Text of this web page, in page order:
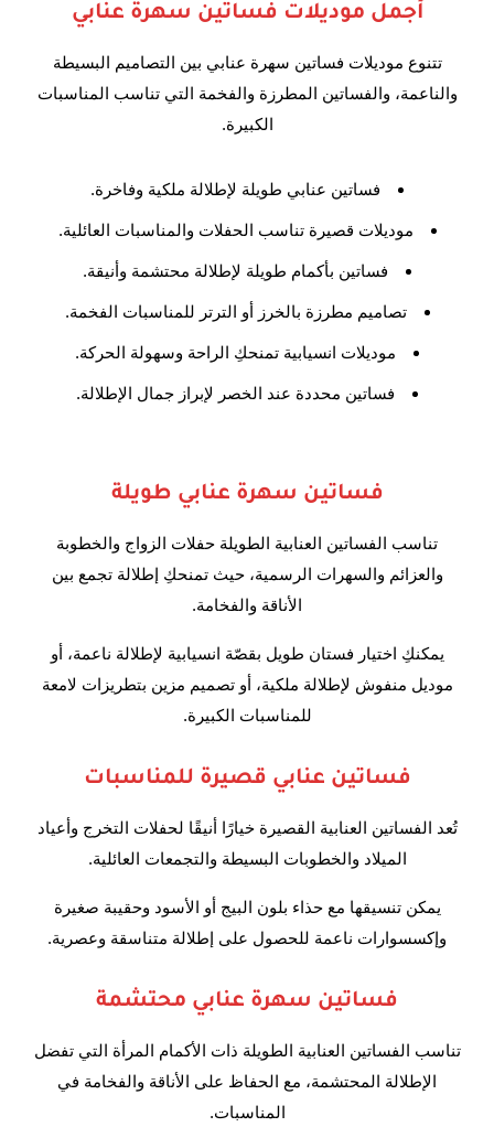
أجمل موديلات فساتين سهرة عنابي
تتنوع موديلات فساتين سهرة عنابي بين التصاميم البسيطة
والناعمة، والفساتين المطرزة والفخمة التي تناسب المناسبات
الكبيرة.
فساتين عنابي طويلة لإطلالة ملكية وفاخرة.
موديلات قصيرة تناسب الحفلات والمناسبات العائلية.
فساتين بأكمام طويلة لإطلالة محتشمة وأنيقة.
تصاميم مطرزة بالخرز أو الترتر للمناسبات الفخمة.
موديلات انسيابية تمنحكِ الراحة وسهولة الحركة.
فساتين محددة عند الخصر لإبراز جمال الإطلالة.
فساتين سهرة عنابي طويلة
تناسب الفساتين العنابية الطويلة حفلات الزواج والخطوبة
والعزائم والسهرات الرسمية، حيث تمنحكِ إطلالة تجمع بين
الأناقة والفخامة.
يمكنكِ اختيار فستان طويل بقصّة انسيابية لإطلالة ناعمة، أو
موديل منفوش لإطلالة ملكية، أو تصميم مزين بتطريزات لامعة
للمناسبات الكبيرة.
فساتين عنابي قصيرة للمناسبات
تُعد الفساتين العنابية القصيرة خيارًا أنيقًا لحفلات التخرج وأعياد
الميلاد والخطوبات البسيطة والتجمعات العائلية.
يمكن تنسيقها مع حذاء بلون البيج أو الأسود وحقيبة صغيرة
وإكسسوارات ناعمة للحصول على إطلالة متناسقة وعصرية.
فساتين سهرة عنابي محتشمة
تناسب الفساتين العنابية الطويلة ذات الأكمام المرأة التي تفضل
الإطلالة المحتشمة، مع الحفاظ على الأناقة والفخامة في
المناسبات.